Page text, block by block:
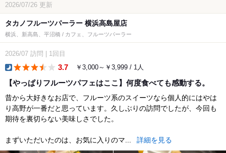
2026/07/26 更新
タカノフルーツパーラー 横浜高島屋店
横浜、新高島、平沼橋 / カフェ、フルーツパーラー
2026/07 訪問 1回目
3.7 ￥3,000～￥3,999 / 1人
【やっぱりフルーツパフェはここ】何度食べても感動する。
昔から大好きなお店で、フルーツ系のスイーツなら個人的にはやは
り高野が一番だと思っています。久しぶりの訪問でしたが、今回も
期待を裏切らない美味しさでした。
まずいただいたのは、お気に入りのマ... 詳細を見る